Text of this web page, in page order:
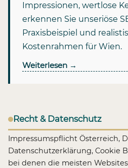
Impressionen, wertlose
erkennen Sie unseriöse
Praxisbeispiel und
Kostenrahmen für Wien.
Weiterlesen →
Recht & Datenschutz
Impressumspflicht Österreich,
Datenschutzerklärung, Cookie
bei denen die meisten